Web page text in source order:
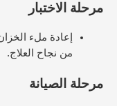
مرحلة الاختبار
من نجاح العلاج.
مرحلة الصيانة